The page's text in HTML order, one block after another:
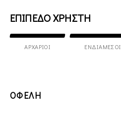
ΕΠΙΠΕΔΟ ΧΡΗΣΤΗ
ΑΡΧΆΡΙΟΙ ΕΝΔΙΆΜΕΣΟΙ
ΟΦΕΛΗ